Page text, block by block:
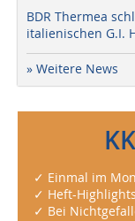
BDR Thermea
italienischen G.I.
» Weitere News
✓ Einmal im
✓ Heft-
✓ Bei